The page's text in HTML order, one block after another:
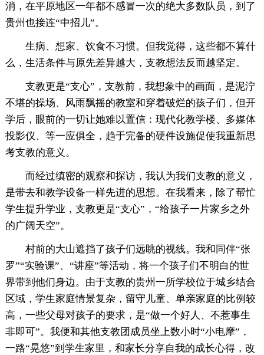
消，在平原地区一年都不感冒一次的绝大多数队员，到了
贵州也接连“中招儿”。
生病、想家、饮食不习惯。但我觉得，这些都不算什
么，生活条件与原先差异越大，支教想法反而越坚定。
支教更是“支心”，支教前，我想象中的画面，是泥泞
不堪的操场、风雨飘摇的教室和穿着破烂的孩子们，但开
学后，眼前的一切让她难以置信：现代化教学楼、多媒体
投影仪、等一应俱全，趋于完备的硬件设施促使我重新思
考支教的意义。
而经过缜密的观察和探访，我认为我们支教的意义，
是带去和教学设备一样先进的思想。在我看来，除了帮忙
学生提升学业，支教更是“支心”，“给孩子一片家乡之外
的广阔天空”。
村前的大山遮挡了孩子们远眺的视线。我和同伴“张
罗”“实验课”、“讲座”等活动，将一个孩子们不明白的世
界带到他们身边。由于支教的贵州一所学校位于城乡结合
区域，学生家庭情景复杂，留守儿童、单亲家庭的比例较
高，一些父母对孩子的要求，是“做一个好人、不惹事生
非即可”。我便和其他支教团成员坐上数小时“小电摩”，
一路“晃悠”到学生家里，和家长分享自我的成长心得，改